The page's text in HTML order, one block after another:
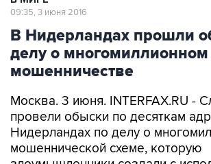
09:35, 3 июня 2016
В Нидерландах прошли
делу о многомиллионном
мошенничестве
Москва. 3 июня. INTERFAX.RU -
провели обыски по десяткам
Нидерландах по делу о
мошеннической схеме, которую